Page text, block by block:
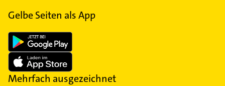
Gelbe Seiten als App
Mehrfach ausgezeichnet